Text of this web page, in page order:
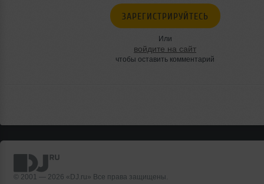
ЗАРЕГИСТРИРУЙТЕСЬ
Или
войдите на сайт
чтобы оставить комментарий
© 2001 — 2026 «DJ.ru» Все права защищены.